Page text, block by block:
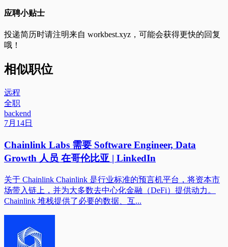
应聘小贴士
投递简历时请注明来自 workbest.xyz ，可能会获得更快的回复
哦！
相似职位
远程
全职
backend
7月14日
Chainlink Labs 需要 Software Engineer, Data
Growth 人员 在哥伦比亚 | LinkedIn
关于 Chainlink Chainlink 是行业标准的预言机平台，将资本市
场带入链上，并为大多数去中心化金融（DeFi）提供动力。
Chainlink 堆栈提供了必要的数据、互...